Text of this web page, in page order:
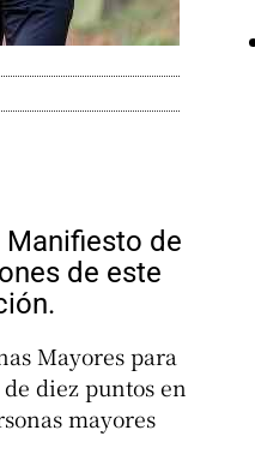
Manifiesto de
de este
Mayores para
diez puntos en
mayores